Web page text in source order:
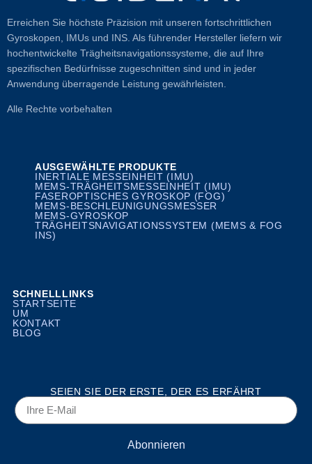
Erreichen Sie höchste Präzision mit unseren fortschrittlichen
Gyroskopen, IMUs und INS. Als führender Hersteller liefern wir
hochentwickelte Trägheitsnavigationssysteme, die auf Ihre
spezifischen Bedürfnisse zugeschnitten sind und in jeder
Anwendung überragende Leistung gewährleisten.
Alle Rechte vorbehalten
AUSGEWÄHLTE PRODUKTE
INERTIALE MESSEINHEIT (IMU)
MEMS-TRÄGHEITSMESSEINHEIT (IMU)
FASEROPTISCHES GYROSKOP (FOG)
MEMS-BESCHLEUNIGUNGSMESSER
MEMS-GYROSKOP
TRÄGHEITSNAVIGATIONSSYSTEM (MEMS & FOG
INS)
SCHNELLLINKS
STARTSEITE
UM
KONTAKT
BLOG
SEIEN SIE DER ERSTE, DER ES ERFÄHRT
Abonnieren